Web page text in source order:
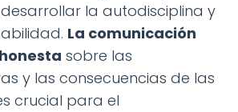
la autodisciplina y
La comunicación
sobre las
y las consecuencias de las
crucial para el